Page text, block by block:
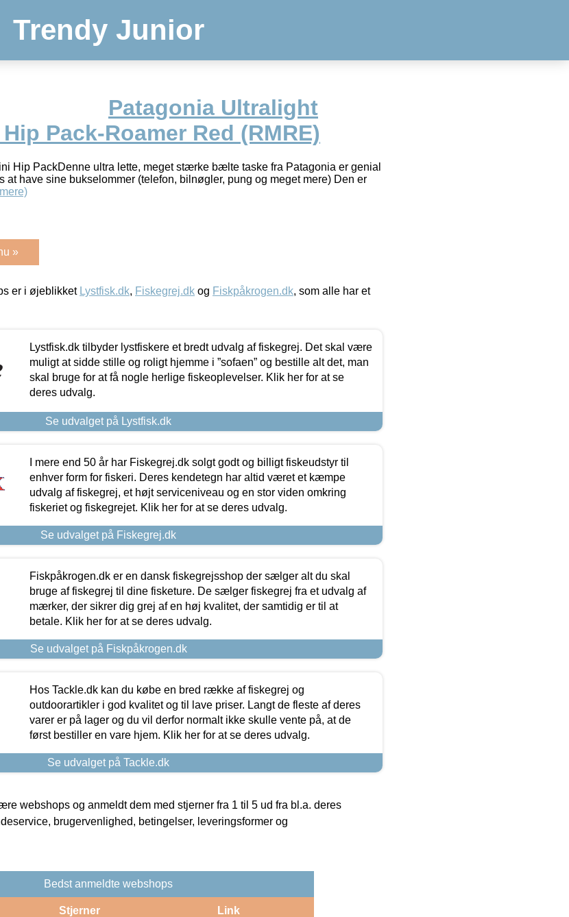
Trendy Junior
Patagonia Ultralight
Pack-Roamer Red (RMRE)
Hip PackDenne ultra lette, meget stærke bælte taske fra Patagonia er genial
at have sine bukselommer (telefon, bilnøgler, pung og meget mere) Den er
»
er i øjeblikket Lystfisk.dk, Fiskegrej.dk og Fiskpåkrogen.dk, som alle har et
Lystfisk.dk tilbyder lystfiskere et bredt udvalg af fiskegrej. Det skal være
muligt at sidde stille og roligt hjemme i ”sofaen” og bestille alt det, man
skal bruge for at få nogle herlige fiskeoplevelser. Klik her for at se
deres udvalg.
Se udvalget på Lystfisk.dk
I mere end 50 år har Fiskegrej.dk solgt godt og billigt fiskeudstyr til
enhver form for fiskeri. Deres kendetegn har altid været et kæmpe
udvalg af fiskegrej, et højt serviceniveau og en stor viden omkring
fiskeriet og fiskegrejet. Klik her for at se deres udvalg.
Se udvalget på Fiskegrej.dk
Fiskpåkrogen.dk er en dansk fiskegrejsshop der sælger alt du skal
bruge af fiskegrej til dine fisketure. De sælger fiskegrej fra et udvalg af
mærker, der sikrer dig grej af en høj kvalitet, der samtidig er til at
betale. Klik her for at se deres udvalg.
Se udvalget på Fiskpåkrogen.dk
Hos Tackle.dk kan du købe en bred række af fiskegrej og
outdoorartikler i god kvalitet og til lave priser. Langt de fleste af deres
varer er på lager og du vil derfor normalt ikke skulle vente på, at de
først bestiller en vare hjem. Klik her for at se deres udvalg.
Se udvalget på Tackle.dk
webshops og anmeldt dem med stjerner fra 1 til 5 ud fra bl.a. deres
brugervenlighed, betingelser, leveringsformer og
Bedst anmeldte webshops
Stjerner Link